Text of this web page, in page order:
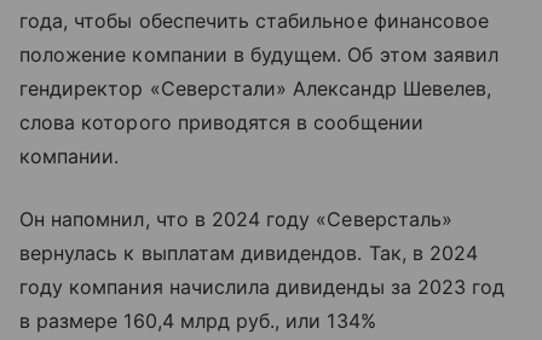
года, чтобы обеспечить стабильное финансовое
положение компании в будущем. Об этом заявил
гендиректор «Северстали» Александр Шевелев,
слова которого приводятся в сообщении
компании.
Он напомнил, что в 2024 году «Северсталь»
вернулась к выплатам дивидендов. Так, в 2024
году компания начислила дивиденды за 2023 год
в размере 160,4 млрд руб., или 134%